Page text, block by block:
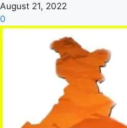
August 21, 2022
0